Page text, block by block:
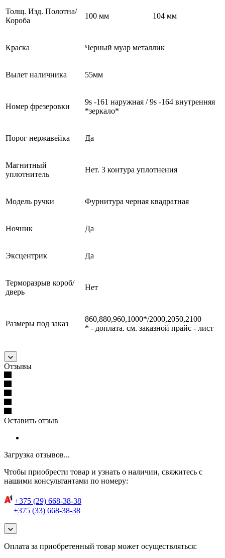
Толщ. Изд. Полотна/
Короба
100 мм 104 мм
Краска Черный муар металлик
Вылет наличника 55мм
Номер фрезеровки
9s -161 наружная / 9s -164 внутренняя
*зеркало*
Порог нержавейка Да
Магнитный
уплотнитель
Нет. 3 контура уплотнения
Модель ручки Фурнитура черная квадратная
Ночник Да
Эксцентрик Да
Терморазрыв короб/
дверь
Нет
Размеры под заказ
860,880,960,1000*/2000,2050,2100
* - доплата. см. заказной прайс - лист
Отзывы
Оставить отзыв
Загрузка отзывов...
Чтобы приобрести товар и узнать о наличии, свяжитесь с
нашими консультантами по номеру:
+375 (29) 668-38-38
+375 (33) 668-38-38
Оплата за приобретенный товар может осуществляться: